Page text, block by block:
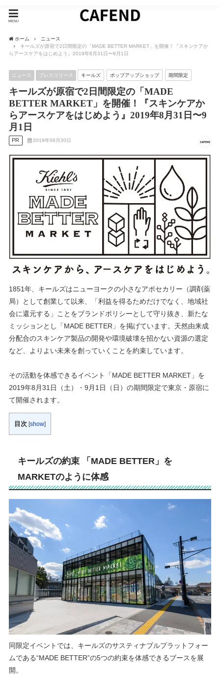
MENU
ホーム
ニュース
キールズが原宿で2日間限定の「MADE BETTER MARKET」を開催！『スキンケアか
らアースケアをはじめよう』2019年8⽉31⽇〜9⽉1⽇
ニュース プレスリリース キールズ ポップアップショップ 期間限定
キールズが原宿で2日間限定の「MADE
BETTER MARKET」を開催！『スキンケアか
らアースケアをはじめよう』2019年8⽉31⽇〜9
⽉1⽇
PR 2019年08月30日
1851年、キールズはニューヨークの⼩さなアポセカリー（調剤薬
局）として創業して以来、「利益を得るためだけでなく、地域社
会に還元する」ことをブランドポリシーとして守り抜き、新たな
ミッションとし「MADE BETTER」を掲げています。天然由来成
分配合のスキンケア製品の開発や環境破壊を招かない資源の選定
など、よりよい未来を創っていくことを約束しています。
その活動を体感できるイベント「MADE BETTER MARKET」を
2019年8⽉31⽇（⼟）・9⽉1⽇（⽇）の期間限定で東京・原宿に
て開催されます。
目次 show
キールズの約束 「MADE BETTER」を
MARKETのように体感
同限定イベントでは、キールズのサスティナブルプラットフォー
ムである“MADE BETTER”の5つの約束を体感できるブースを展
開。